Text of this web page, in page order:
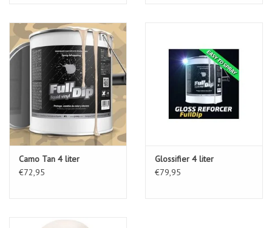
Camo Tan 4 liter
€72,95
Glossifier 4 liter
€79,95